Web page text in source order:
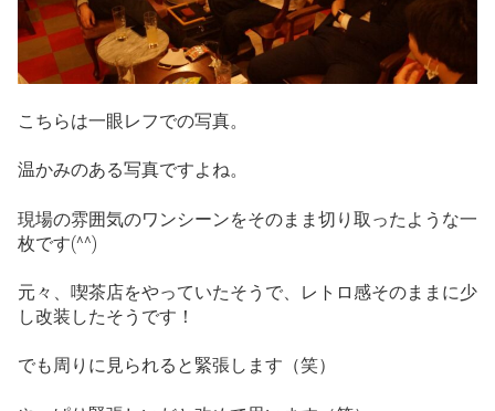
こちらは一眼レフでの写真。
温かみのある写真ですよね。
現場の雰囲気のワンシーンをそのまま切り取ったような一
枚です(^^)
元々、喫茶店をやっていたそうで、レトロ感そのままに少
し改装したそうです！
でも周りに見られると緊張します（笑）